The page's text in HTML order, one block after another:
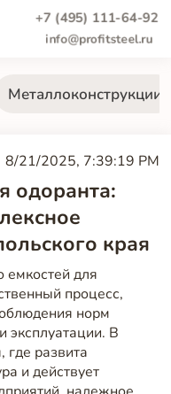
+7 (495) 111-64-92
info@profitsteel.ru
Металлоконструкции
8/21/2025, 7:39:19 PM
одоранта:
края
емкостей для
процесс,
норм
эксплуатации. В
где развита
и действует